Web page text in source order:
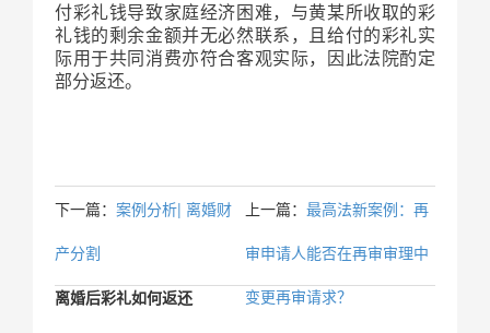
付彩礼钱导致家庭经济困难，与黄某所收取的彩
礼钱的剩余金额并无必然联系，且给付的彩礼实
际用于共同消费亦符合客观实际，因此法院酌定
部分返还。
上一篇： 最高法新案例：再
审申请人能否在再审审理中
变更再审请求？
下一篇： 案例分析| 离婚财
产分割
离婚后彩礼如何返还